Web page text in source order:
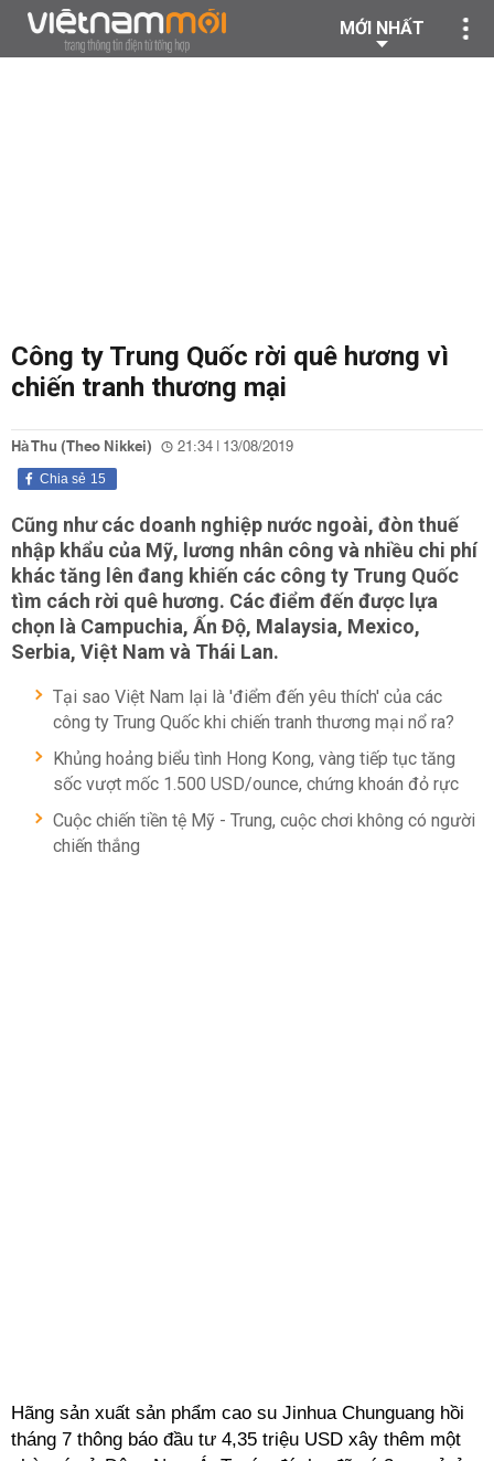
MỚI NHẤT
Công ty Trung Quốc rời quê hương vì
chiến tranh thương mại
Hà Thu (Theo Nikkei) 21:34 | 13/08/2019
15
Chia sẻ
Cũng như các doanh nghiệp nước ngoài, đòn thuế
nhập khẩu của Mỹ, lương nhân công và nhiều chi phí
khác tăng lên đang khiến các công ty Trung Quốc
tìm cách rời quê hương. Các điểm đến được lựa
chọn là Campuchia, Ấn Độ, Malaysia, Mexico,
Serbia, Việt Nam và Thái Lan.
Tại sao Việt Nam lại là 'điểm đến yêu thích' của các
công ty Trung Quốc khi chiến tranh thương mại nổ ra?
Khủng hoảng biểu tình Hong Kong, vàng tiếp tục tăng
sốc vượt mốc 1.500 USD/ounce, chứng khoán đỏ rực
Cuộc chiến tiền tệ Mỹ - Trung, cuộc chơi không có người
chiến thắng
Hãng sản xuất sản phẩm cao su Jinhua Chunguang hồi
tháng 7 thông báo đầu tư 4,35 triệu USD xây thêm một